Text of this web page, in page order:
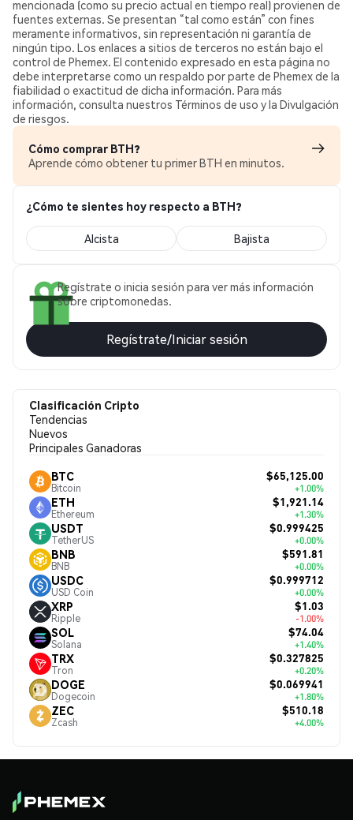
mencionada (como su precio actual en tiempo real) provienen de
fuentes externas. Se presentan “tal como están” con fines
meramente informativos, sin representación ni garantía de
ningún tipo. Los enlaces a sitios de terceros no están bajo el
control de Phemex. El contenido expresado en esta página no
debe interpretarse como un respaldo por parte de Phemex de la
fiabilidad o exactitud de dicha información. Para más
información, consulta nuestros Términos de uso y la Divulgación
de riesgos.
Cómo comprar BTH?
Aprende cómo obtener tu primer BTH en minutos.
¿Cómo te sientes hoy respecto a BTH?
Alcista Bajista
Regístrate o inicia sesión para ver más información
sobre criptomonedas.
Regístrate/Iniciar sesión
Clasificación Cripto
Tendencias
Nuevos
Principales Ganadoras
BTC
Bitcoin
$65,125.00
+1.00%
ETH
Ethereum
$1,921.14
+1.30%
USDT
TetherUS
$0.999425
+0.00%
BNB
BNB
$591.81
+0.00%
USDC
USD Coin
$0.999712
+0.00%
XRP
Ripple
$1.03
-1.00%
SOL
Solana
$74.04
+1.40%
TRX
Tron
$0.327825
+0.20%
DOGE
Dogecoin
$0.069941
+1.80%
ZEC
Zcash
$510.18
+4.00%